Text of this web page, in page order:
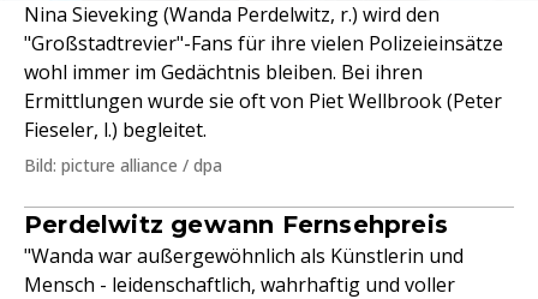
Nina Sieveking (Wanda Perdelwitz, r.) wird den
"Großstadtrevier"-Fans für ihre vielen Polizeieinsätze
wohl immer im Gedächtnis bleiben. Bei ihren
Ermittlungen wurde sie oft von Piet Wellbrook (Peter
Fieseler, l.) begleitet.
Bild: picture alliance / dpa
Perdelwitz gewann Fernsehpreis
"Wanda war außergewöhnlich als Künstlerin und
Mensch - leidenschaftlich, wahrhaftig und voller